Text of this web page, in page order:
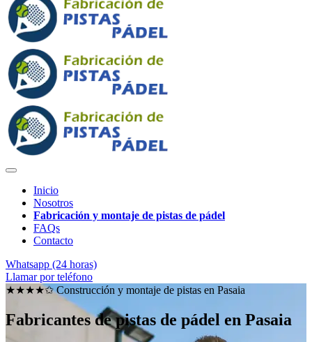
Inicio
Nosotros
Fabricación y montaje de pistas de pádel
FAQs
Contacto
Whatsapp (24 horas)
Llamar por teléfono
★★★★✩ Construcción y montaje de pistas en Pasaia
Fabricantes de pistas de pádel en Pasaia